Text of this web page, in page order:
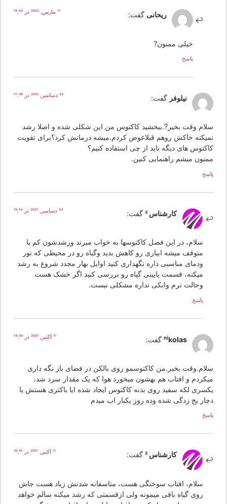
ریحانی گفت:
خیلی ممنون?
نیلوفر گفت:
وقت بخیر?.ببخشید کاکتوس من این شکلی شده و اصلا رشد
خاکش روهم قبلاعوض کردم.میشه درمانش کرد؟برای تقویت
های دیگه باید از چی استفاده کنیم؟
میشم راهنمایی کنین.
کارشناس 2 گفت:
سلام، در این فصل کاکتوسها به خواب میرند ورشدشون کم یا
متوقف میشه ابیاری رو کاهش بدید وگیاه رو در محیطی که نور
ودمای مناسبی داره نگهداری کنید اوایل بهار مجدد شروع به رشد
میکنه، قسمت پایینی گیاه رو بررسی کنید اگر خشک هست
وحالت نرم وابکی نداره مشکلی نیست.
nikolas گفت:
بخیر.من کاکتوسمو روی بالکن در فضای باز نگه داری
و افتاب هم بهشون میخورد هوا که یک مقدار سرد شد،
لکه سفید روی بدنه کاکتوس ایجاد شده ایا باکتری هستش یا
یخ زدگی شده وده روز یکبار اب میدم
کارشناس 2 گفت:
سلام، افتاب سوختگی هست، متاسفانه شدتش زیاد هست جاش
روی گیاه باقی میمونه ولی ازقسمتی که رشد میکنه سالم خواهد